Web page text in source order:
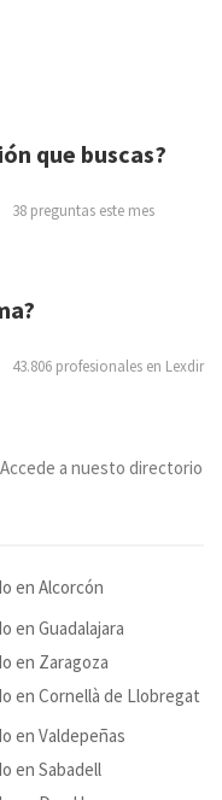
que buscas?
38 preguntas este mes
43.806 profesionales en Lexdir
Accede a nuesto directorio
en Alcorcón
en Guadalajara
en Zaragoza
en Cornellà de Llobregat
en Valdepeñas
en Sabadell